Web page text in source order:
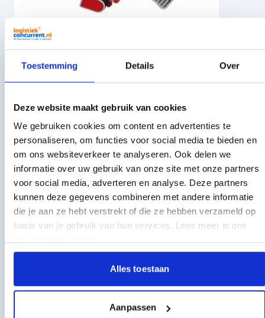
Toestemming Details Over
Deze website maakt gebruik van cookies
We gebruiken cookies om content en advertenties te
personaliseren, om functies voor social media te bieden en
om ons websiteverkeer te analyseren. Ook delen we
informatie over uw gebruik van onze site met onze partners
voor social media, adverteren en analyse. Deze partners
kunnen deze gegevens combineren met andere informatie
die je aan ze hebt verstrekt of die ze hebben verzameld op
basis van je gebruik van hun services. Lees meer in ons
Alles toestaan
Aanpassen
4,95Per stuk
Anderen kochten ook
Druk om carrousel over te slaan